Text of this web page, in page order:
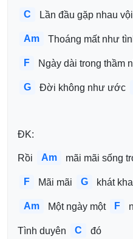
C Lần đầu gặp nhau
Am Thoáng mất như
F Ngày dài trong thầm
G Đời không như ước
ĐK:
Rồi Am mãi mãi sống
F Mãi mãi G khát
Am Một ngày một F
Tình duyên C đó